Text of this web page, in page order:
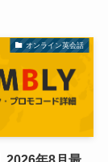
オンライン英会話